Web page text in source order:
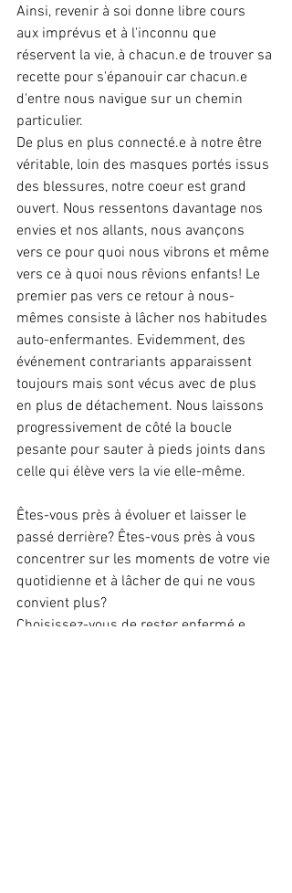
Ainsi, revenir à soi donne libre cours
aux imprévus et à l'inconnu que
réservent la vie, à chacun.e de trouver sa
recette pour s'épanouir car chacun.e
d'entre nous navigue sur un chemin
particulier.
De plus en plus connecté.e à notre être
véritable, loin des masques portés issus
des blessures, notre coeur est grand
ouvert. Nous ressentons davantage nos
envies et nos allants, nous avançons
vers ce pour quoi nous vibrons et même
vers ce à quoi nous rêvions enfants! Le
premier pas vers ce retour à nous-
mêmes consiste à lâcher nos habitudes
auto-enfermantes. Evidemment, des
événement contrariants apparaissent
toujours mais sont vécus avec de plus
en plus de détachement. Nous laissons
progressivement de côté la boucle
pesante pour sauter à pieds joints dans
celle qui élève vers la vie elle-même.
Êtes-vous près à évoluer et laisser le
passé derrière? Êtes-vous près à vous
concentrer sur les moments de votre vie
quotidienne et à lâcher de qui ne vous
convient plus?
Choisissez-vous de rester enfermé.e